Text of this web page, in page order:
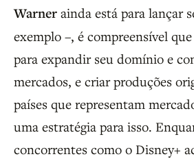
Warner ainda está para lançar
exemplo –, é compreensível
para expandir seu domínio e
mercados, e criar produções
países que representam
uma estratégia para isso.
concorrentes como o Disney+